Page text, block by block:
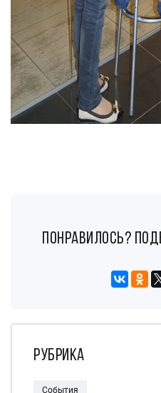
понравилось?
Рубрика
События